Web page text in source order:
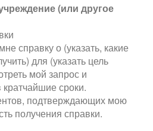
(или другое
справку о (указать, какие
для (указать цель
мой запрос и
кратчайшие сроки.
подтверждающих мою
получения справки.